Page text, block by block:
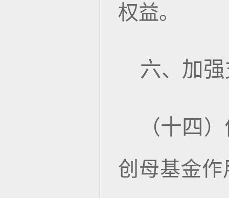
权益。
六、 加强
（十四 ）
创母基金